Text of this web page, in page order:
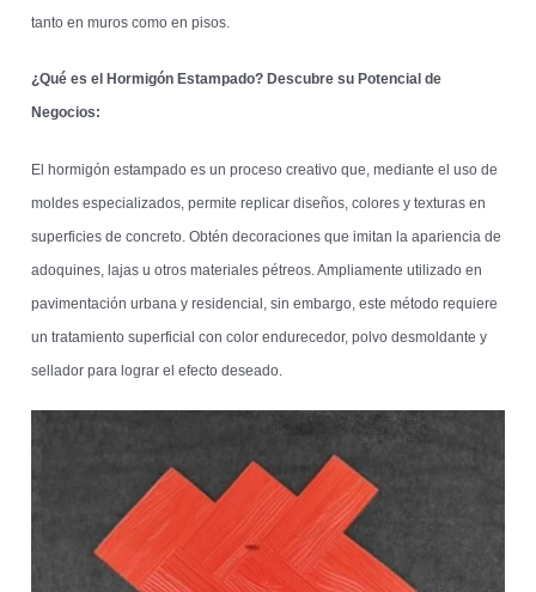
tanto en muros como en pisos.
¿Qué es el Hormigón Estampado? Descubre su Potencial de
Negocios:
El hormigón estampado es un proceso creativo que, mediante el uso de
moldes especializados, permite replicar diseños, colores y texturas en
superficies de concreto. Obtén decoraciones que imitan la apariencia de
adoquines, lajas u otros materiales pétreos. Ampliamente utilizado en
pavimentación urbana y residencial, sin embargo, este método requiere
un tratamiento superficial con color endurecedor, polvo desmoldante y
sellador para lograr el efecto deseado.